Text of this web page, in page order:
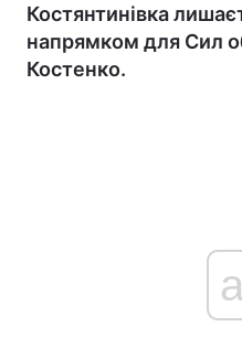
Костянтинівка
напрямком для Сил
Костенко.